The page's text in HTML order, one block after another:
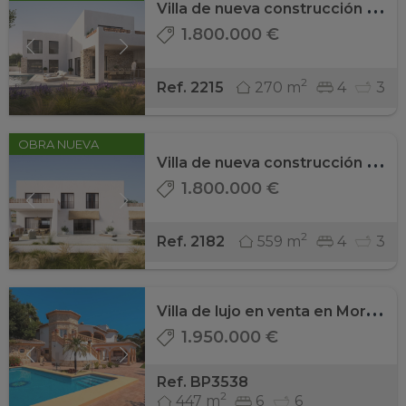
1.800.000 €
Ref. 2215 270 m2 4 3
OBRA NUEVA V
illa de nueva construcción en Moraira
1.800.000 €
Ref. 2182 559 m2 4 3
V
illa de lujo en venta en Moraira con vistas ...
1.950.000 €
Ref. BP3538
447 m2 6 6